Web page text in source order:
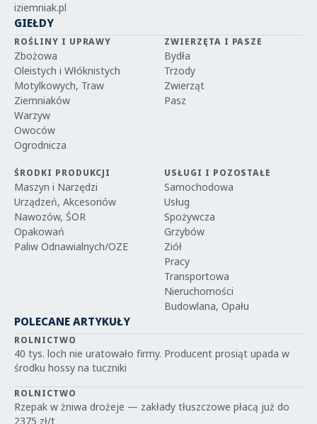
iziemniak.pl
GIEŁDY
ROŚLINY I UPRAWY
Zbożowa
Oleistych i Włóknistych
Motylkowych, Traw
Ziemniaków
Warzyw
Owoców
Ogrodnicza
ZWIERZĘTA I PASZE
Bydła
Trzody
Zwierząt
Pasz
ŚRODKI PRODUKCJI
Maszyn i Narzędzi
Urządzeń, Akcesoriów
Nawozów, ŚOR
Opakowań
Paliw Odnawialnych/OZE
USŁUGI I POZOSTAŁE
Samochodowa
Usług
Spożywcza
Grzybów
Ziół
Pracy
Transportowa
Nieruchomości
Budowlana, Opału
POLECANE ARTYKUŁY
ROLNICTWO
40 tys. loch nie uratowało firmy. Producent prosiąt upada w
środku hossy na tuczniki
ROLNICTWO
Rzepak w żniwa drożeje — zakłady tłuszczowe płacą już do
2375 zł/t